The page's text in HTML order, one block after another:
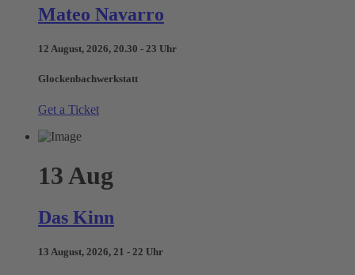
Mateo Navarro
12 August, 2026, 20.30 - 23 Uhr
Glockenbachwerkstatt
Get a Ticket
13 Aug
Das Kinn
13 August, 2026, 21 - 22 Uhr